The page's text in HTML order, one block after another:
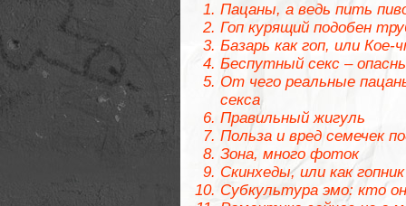
Пацаны, а ведь пить
Гоп курящий подобен
Базарь как гоп, или
Беспутный секс –
От чего реальные
секса
Правильный жигуль
Польза и вред семечек
Зона, много фоток
Скинхеды, или как
Субкультура эмо: кто